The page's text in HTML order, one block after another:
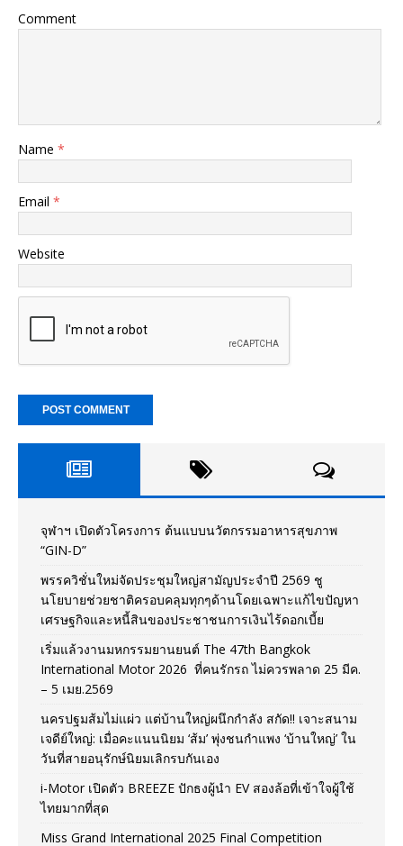
Comment
Name *
Email *
Website
จุฬาฯ เปิดตัวโครงการ ต้นแบบนวัตกรรมอาหารสุขภาพ
“GIN-D”
พรรควิชั่นใหม่จัดประชุมใหญ่สามัญประจำปี 2569 ชู
นโยบายช่วยชาติครอบคลุมทุกๆด้านโดยเฉพาะแก้ไขปัญหา
เศรษฐกิจและหนี้สินของประชาชนการเงินไร้ดอกเบี้ย
เริ่มแล้วงานมหกรรมยานยนต์ The 47th Bangkok
International Motor 2026 ที่คนรักรถ ไม่ควรพลาด 25 มีค.
– 5 เมย.2569
นครปฐมส้มไม่แผ่ว แต่บ้านใหญ่ผนึกกำลัง สกัด!! เจาะสนาม
เจดีย์ใหญ่: เมื่อคะแนนนิยม ‘ส้ม’ พุ่งชนกำแพง ‘บ้านใหญ่’ ใน
วันที่สายอนุรักษ์นิยมเลิกรบกันเอง
i-Motor เปิดตัว BREEZE ปักธงผู้นำ EV สองล้อที่เข้าใจผู้ใช้
ไทยมากที่สุด
Miss Grand International 2025 Final Competition